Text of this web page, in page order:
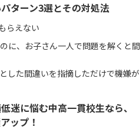
ターン3選とその対処法
らえない
に、お子さん一人で問題を解くと間
した間違いを指摘しただけで機嫌が
に悩む中高一貫校生なら、
ップ！